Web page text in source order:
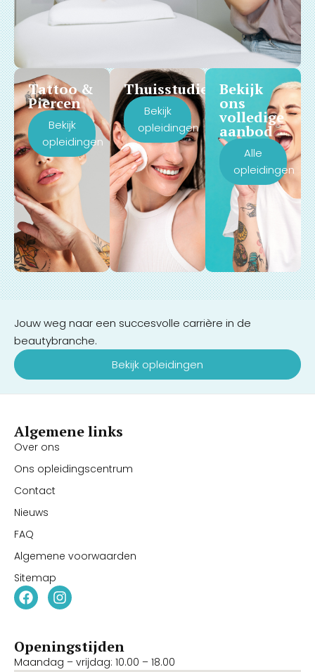
Tattoo &
Piercen
Bekijk
opleidingen
Thuisstudie
Bekijk
opleidingen
Bekijk
ons
volledige
aanbod
Alle
opleidingen
Jouw weg naar een succesvolle carrière in de
beautybranche.
Bekijk opleidingen
Algemene links
Over ons
Ons opleidingscentrum
Contact
Nieuws
FAQ
Algemene voorwaarden
Sitemap
Openingstijden
Maandag – vrijdag: 10.00 – 18.00